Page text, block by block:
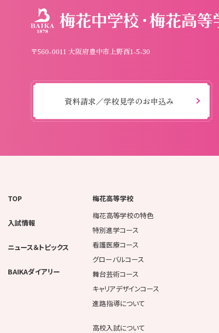
〒560-0011 大阪府豊中市上野西1-5-30
資料請求／学校見学のお申込み
TOP
入試情報
ニュース＆トピックス
BAIKAダイアリー
梅花高等学校
梅花高等学校の特色
特別進学コース
看護医療コース
グローバルコース
舞台芸術コース
キャリアデザインコース
進路指導について
高校入試について